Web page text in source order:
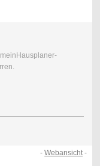
-Webansicht-